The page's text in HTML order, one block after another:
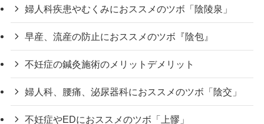
婦人科疾患やむくみにおススメのツボ「陰陵泉」
早産、流産の防止におススメのツボ『陰包』
不妊症の鍼灸施術のメリットデメリット
婦人科、腰痛、泌尿器科におススメのツボ「陰交」
不妊症やEDにおススメのツボ「上髎」